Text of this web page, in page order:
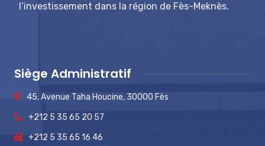
l’investissement dans la région de Fès-Meknès.
Siège Administratif
45, Avenue Taha Houcine, 30000 Fès
+212 5 35 65 20 57
+212 5 35 65 16 46